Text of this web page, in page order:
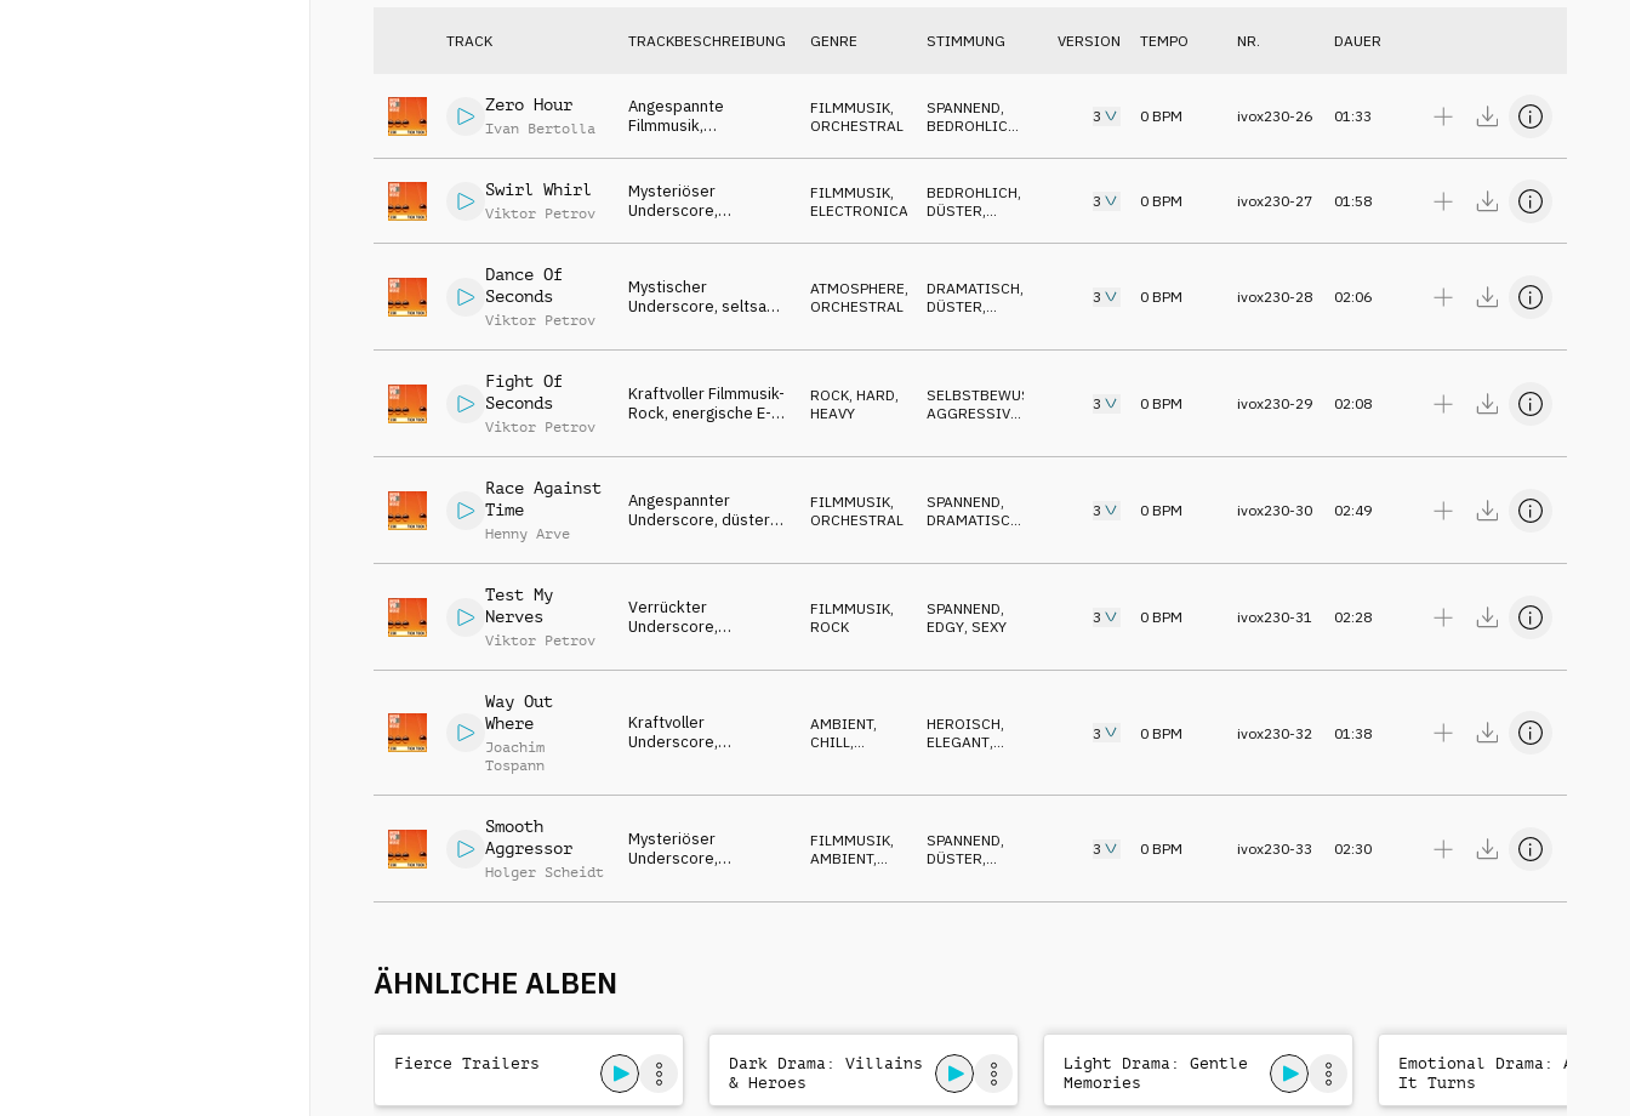
TRACK TRACKBESCHREIBUNG GENRE STIMMUNG VERSION TEMPO NR. DAUER
Zero Hour
Ivan Bertolla
Angespannte
Filmmusik,
Orchester, bedrohlich,
konfrontativ
FILMMUSIK
ORCHESTRAL
SPANNEND
BEDROHLICH
3 0 BPM ivox230-26 01:33
Swirl Whirl
Viktor Petrov
Mysteriöser
Underscore,
düster, infiltrierend
FILMMUSIK
ELECTRONICA
BEDROHLICH
DÜSTER
3 0 BPM ivox230-27 01:58
Dance Of
Seconds
Viktor Petrov
Mystischer
Underscore, seltsame
geisterhaft,
ATMOSPHERE
ORCHESTRAL
DRAMATISCH
DÜSTER
3 0 BPM ivox230-28 02:06
Fight Of
Seconds
Viktor Petrov
Kraftvoller Filmmusik-
Rock, energische E-
kämpferisch
ROCK HARD,
HEAVY
SELBSTBEWUSST
AGGRESSIV
3 0 BPM ivox230-29 02:08
Race Against
Time
Henny Arve
Angespannter
Underscore, düsteres
& bedrohlich
FILMMUSIK
ORCHESTRAL
SPANNEND
DRAMATISCH
3 0 BPM ivox230-30 02:49
Test My
Nerves
Viktor Petrov
Verrückter
Underscore,
& Synths, gerissen,
FILMMUSIK
ROCK
SPANNEND
EDGY SEXY 3 0 BPM ivox230-31 02:28
Way Out
Where
Joachim
Tospann
Kraftvoller
Underscore,
aufstrebend,
AMBIENT,
CHILL,
HEROISCH,
ELEGANT,
3 0 BPM ivox230-32 01:38
Smooth
Aggressor
Holger Scheidt
Mysteriöser
Underscore,
cool, tough,
FILMMUSIK
AMBIENT,
SPANNEND
DÜSTER
3 0 BPM ivox230-33 02:30
ÄHNLICHE ALBEN
Fierce Trailers
Dark Drama: Villains
& Heroes
Light Drama: Gentle
Memories
Emotional Drama: And
It Turns